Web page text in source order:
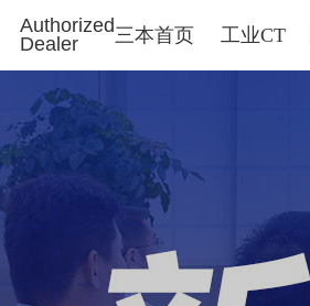
Authorized
Dealer
三本首页 工业CT